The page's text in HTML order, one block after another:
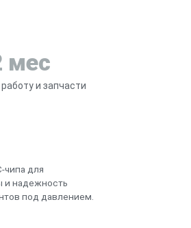
мес
и запчасти
чипа для
и надежность
под давлением.